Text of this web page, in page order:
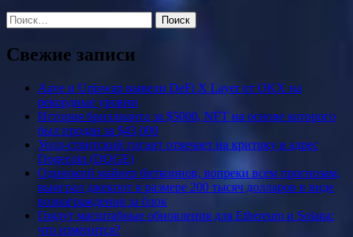
Найти:
Свежие записи
Aave и Uniswap вывели DeFi X Layer от OKX на
рекордные уровни
История бриллианта за $5000, NFT на основе которого
был продан за $43,000
Уолл-стритский гигант отвечает на критику в адрес
Dogecoin (DOGE)
Одинокий майнер биткоинов, вопреки всем прогнозам,
выиграл джекпот в размере 200 тысяч долларов в виде
вознаграждения за блок
Грядут масштабные обновления для Ethereum и Solana:
что изменится?